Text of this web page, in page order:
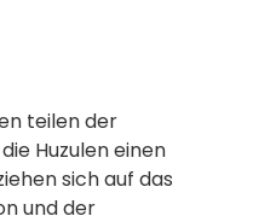
teilen der
Huzulen einen
sich auf das
und der